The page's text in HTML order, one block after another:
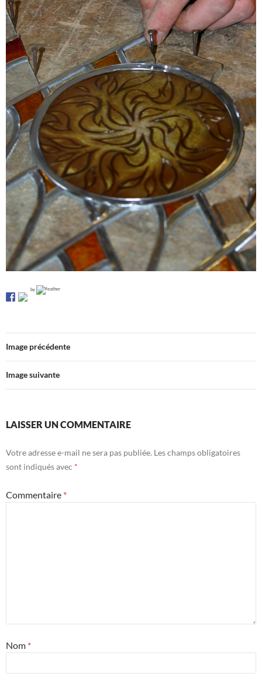
by
Image précédente
Image suivante
LAISSER UN COMMENTAIRE
Votre adresse e-mail ne sera pas publiée. Les champs obligatoires
sont indiqués avec *
Commentaire *
Nom *